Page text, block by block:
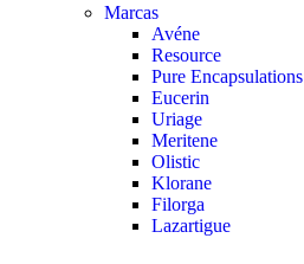
Marcas
Avéne
Resource
Pure Encapsulations
Eucerin
Uriage
Meritene
Olistic
Klorane
Filorga
Lazartigue